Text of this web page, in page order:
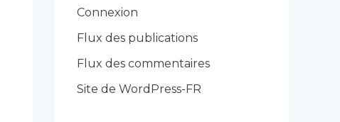
r
i
Connexion
Flux des publications
Flux des commentaires
Site de WordPress-FR